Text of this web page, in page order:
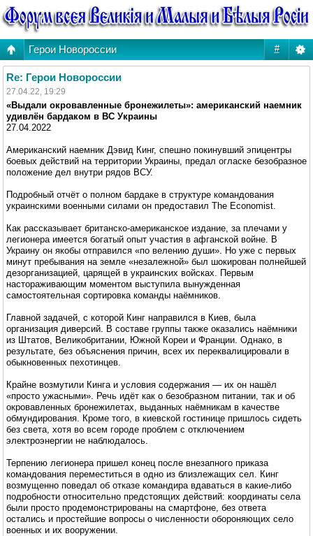
#
Герои Новороссии
Re: Герои Новороссии
27.04.22, 19:29
«Выдали окровавленные бронежилеты»: американский наемник
удивлён бардаком в ВС Украины
27.04.2022
Американский наемник Дэвид Кинг, спешно покинувший эпицентры
боевых действий на территории Украины, предал огласке безобразное
положение дел внутри рядов ВСУ.
Подробный отчёт о полном бардаке в структуре командования
украинскими военными силами он предоставил The Economist.
Как рассказывает британско-американское издание, за плечами у
легионера имеется богатый опыт участия в афганской войне. В
Украину он якобы отправился «по велению души». Но уже с первых
минут пребывания на земле «незалежной» был шокирован полнейшей
дезорганизацией, царящей в украинских войсках. Первым
настораживающим моментом выступила вынужденная
самостоятельная сортировка команды наёмников.
Главной задачей, с которой Кинг направился в Киев, была
организация диверсий. В составе группы также оказались наёмники
из Штатов, Великобритании, Южной Кореи и Франции. Однако, в
результате, без объяснения причин, всех их переквалицировали в
обыкновенных пехотинцев.
Крайне возмутили Кинга и условия содержания — их он нашёл
«просто ужасными». Речь идёт как о безобразном питании, так и об
окровавленных бронежилетах, выданных наёмникам в качестве
обмундирования. Кроме того, в киевской гостинице пришлось сидеть
без света, хотя во всем городе проблем с отключением
электроэнергии не наблюдалось.
Терпению легионера пришел конец после внезапного приказа
командования переместиться в одно из близлежащих сел. Кинг
возмущенно поведал об отказе командира вдаваться в какие-либо
подробности относительно предстоящих действий: координаты села
были просто продемонстрированы на смартфоне, без ответа
остались и простейшие вопросы о численности обороняющих село
военных и их вооружении.